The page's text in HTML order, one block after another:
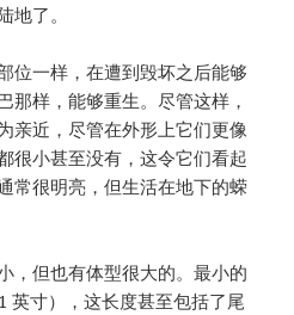
地了。
位一样，在遭到毁坏之后能够
那样，能够重生。 尽管这样，
亲近，尽管在外形上它们更像
很小甚至没有，这令它们看起
常很明亮，但生活在地下的蝾
，但也有体型很大的。最小的
英寸），这长度甚至包括了尾